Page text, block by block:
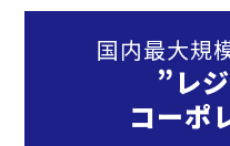
国内最大規
”レ
コーポ